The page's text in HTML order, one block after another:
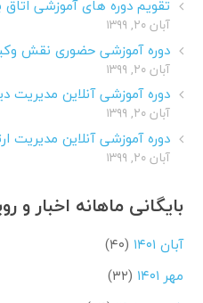
تقویم دوره های آموزشی اتاق
آبان ۲۰, ۱۳۹۹
دوره آموزشی حضوری نقش
آبان ۲۰, ۱۳۹۹
دوره آموزشی آنلاین مدیریت
آبان ۲۰, ۱۳۹۹
دوره آموزشی آنلاین مدیریت
آبان ۲۰, ۱۳۹۹
بایگانی ماهانه اخبار و
آبان ۱۴۰۱
(۴۰)
مهر ۱۴۰۱
(۳۲)